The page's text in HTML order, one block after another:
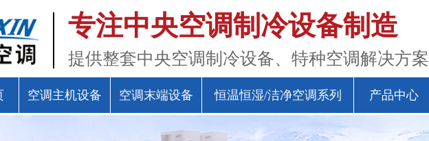
专注中央空调制冷设备制造
提供整套中央空调制冷设备、特种空调解决方案
空调主机设备 空调末端设备 恒温恒湿/洁净空调系列 产品中心